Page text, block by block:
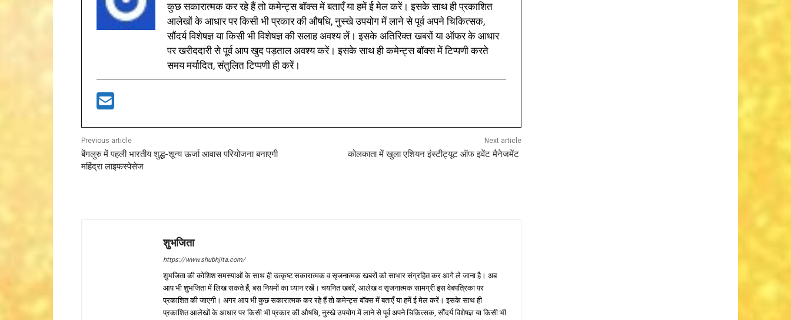
कुछ सकारात्मक कर रहे हैं तो कमेन्ट्स बॉक्स में बताएँ या हमें ई मेल करें। इसके साथ ही प्रकाशित
आलेखों के आधार पर किसी भी प्रकार की औषधि, नुस्खे उपयोग में लाने से पूर्व अपने चिकित्सक,
सौंदर्य विशेषज्ञ या किसी भी विशेषज्ञ की सलाह अवश्य लें। इसके अतिरिक्त खबरों या ऑफर के आधार
पर खरीददारी से पूर्व आप खुद पड़ताल अवश्य करें। इसके साथ ही कमेन्ट्स बॉक्स में टिप्पणी करते
समय मर्यादित, संतुलित टिप्पणी ही करें।
Previous article
बेंगलुरु में पहली भारतीय शुद्ध-शून्य ऊर्जा आवास परियोजना बनाएगी
महिंद्रा लाइफस्पेसेज
Next article
कोलकाता में खुला एशियन इंस्टीट्यूट ऑफ इवेंट मैनेजमेंट
शुभजिता
https://www.shubhjita.com/
शुभजिता की कोशिश समस्याओं के साथ ही उत्कृष्ट सकारात्मक व सृजनात्मक खबरों को साभार संग्रहित कर आगे ले जाना है। अब
आप भी शुभजिता में लिख सकते हैं, बस नियमों का ध्यान रखें। चयनित खबरें, आलेख व सृजनात्मक सामग्री इस वेबपत्रिका पर
प्रकाशित की जाएगी। अगर आप भी कुछ सकारात्मक कर रहे हैं तो कमेन्ट्स बॉक्स में बताएँ या हमें ई मेल करें। इसके साथ ही
प्रकाशित आलेखों के आधार पर किसी भी प्रकार की औषधि, नुस्खे उपयोग में लाने से पूर्व अपने चिकित्सक, सौंदर्य विशेषज्ञ या किसी भी